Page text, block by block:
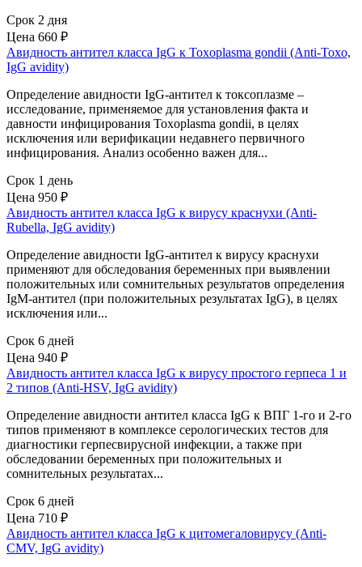
Срок 2 дня
Цена 660 ₽
Авидность антител класса IgG к Toxoplasma gondii (Anti-Toxo,
IgG avidity)
Определение авидности IgG-антител к токсоплазме –
исследование, применяемое для установления факта и
давности инфицирования Toxoplasma gondii, в целях
исключения или верификации недавнего первичного
инфицирования. Анализ особенно важен для...
Срок 1 день
Цена 950 ₽
Авидность антител класса IgG к вирусу краснухи (Anti-
Rubella, IgG avidity)
Определение авидности IgG-антител к вирусу краснухи
применяют для обследования беременных при выявлении
положительных или сомнительных результатов определения
IgM-антител (при положительных результатах IgG), в целях
исключения или...
Срок 6 дней
Цена 940 ₽
Авидность антител класса IgG к вирусу простого герпеса 1 и
2 типов (Anti-HSV, IgG avidity)
Определение авидности антител класса IgG к ВПГ 1-го и 2-го
типов применяют в комплексе серологических тестов для
диагностики герпесвирусной инфекции, а также при
обследовании беременных при положительных и
сомнительных результатах...
Срок 6 дней
Цена 710 ₽
Авидность антител класса IgG к цитомегаловирусу (Anti-
CMV, IgG avidity)